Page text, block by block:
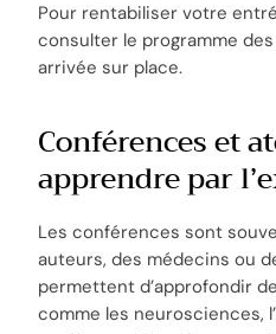
Pour rentabiliser votre
consulter le programme
arrivée sur place.
Conférences et
apprendre par
Les conférences sont
auteurs, des médecins ou
permettent d’approfondir
comme les neurosciences,